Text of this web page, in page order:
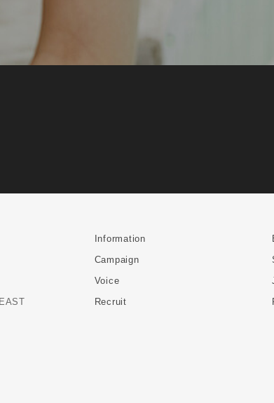
Information
Campaign
Voice
Recruit